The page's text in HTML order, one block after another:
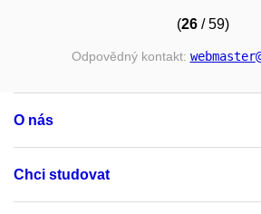
(26 / 59)
Odpovědný kontakt: webmaster
O nás
Chci studovat